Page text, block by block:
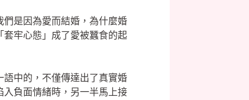
是因為愛而結婚，為什麼婚
牢心態」成了愛被蠶食的起
語中的，不僅傳達出了真實婚
負面情緒時，另一半馬上接